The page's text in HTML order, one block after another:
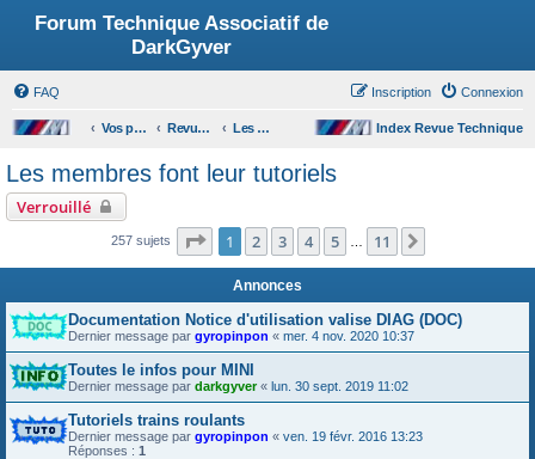
Forum Technique Associatif de
DarkGyver
FAQ Connexion
Inscription
Accueil du forum
Vos problèmes techniques Revue tech Tutoriels et les indispensables Les membres font leur tutoriels Index Revue Technique
Les membres font leur tutoriels
Verrouillé
257 sujets Page 1sur11
1 2 3 4 5 11
Annonces
Documentation Notice d'utilisation valise DIAG (DOC)
Dernier message par gyropinpon « mer. 4 nov. 2020 10:37
Toutes le infos pour MINI
Dernier message par darkgyver« lun. 30 sept. 2019 11:02
Tutoriels trains roulants
Dernier message par gyropinpon « ven. 19 févr. 2016 13:23
Réponses : 1